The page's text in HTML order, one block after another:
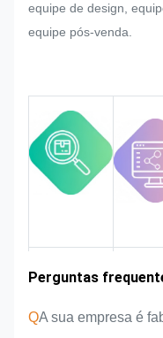
equipe de design,
equipe pós-venda.
Experiência na
Área de
mercado
Perguntas
QA sua empresa é